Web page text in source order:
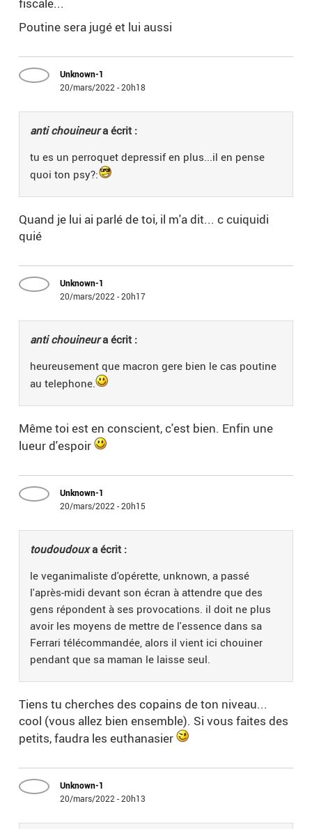
fiscale...
Poutine sera jugé et lui aussi
Unknown-1
20/mars/2022 - 20h18
anti chouineura écrit :
tu es un perroquet depressif en plus...il en pense
quoi ton psy?:
Quand je lui ai parlé de toi, il m'a dit... c cuiquidi
quié
Unknown-1
20/mars/2022 - 20h17
anti chouineura écrit :
heureusement que macron gere bien le cas poutine
au telephone.
Même toi est en conscient, c'est bien. Enfin une
lueur d'espoir
Unknown-1
20/mars/2022 - 20h15
toudoudouxa écrit :
le veganimaliste d'opérette, unknown, a passé
l'après-midi devant son écran à attendre que des
gens répondent à ses provocations. il doit ne plus
avoir les moyens de mettre de l'essence dans sa
Ferrari télécommandée, alors il vient ici chouiner
pendant que sa maman le laisse seul.
Tiens tu cherches des copains de ton niveau...
cool (vous allez bien ensemble). Si vous faites des
petits, faudra les euthanasier
Unknown-1
20/mars/2022 - 20h13